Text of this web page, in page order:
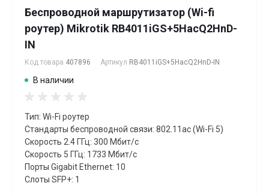
Беспроводной маршрутизатор (Wi-fi
роутер) Mikrotik RB4011iGS+5HacQ2HnD-
IN
Код товара 407896 Артикул RB4011iGS+5HacQ2HnD-IN
В наличии
Тип: Wi-Fi роутер
Стандарты беспроводной связи: 802.11ac (Wi-Fi 5)
Скорость 2.4 ГГц: 300 Мбит/с
Скорость 5 ГГц: 1733 Мбит/с
Порты Gigabit Ethernet: 10
Слоты SFP+: 1